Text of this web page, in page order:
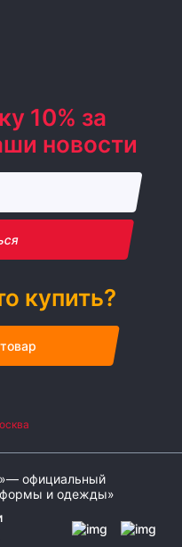
10% за
новости
купить?
официальный
формы и одежды»